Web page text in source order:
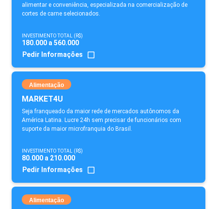
alimentar e conveniência, especializada na comercialização de
cortes de carne selecionados.
INVESTIMENTO TOTAL (R$)
180.000 a 560.000
Pedir Informações
Alimentação
MARKET4U
Seja franqueado da maior rede de mercados autônomos da
América Latina. Lucre 24h sem precisar de funcionários com
suporte da maior microfranquia do Brasil.
INVESTIMENTO TOTAL (R$)
80.000 a 210.000
Pedir Informações
Alimentação